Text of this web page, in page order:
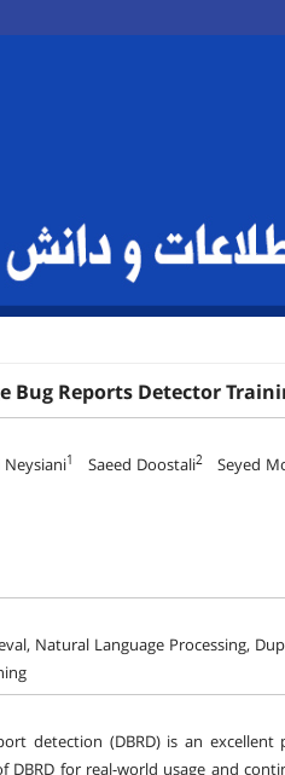
Bug Reports Detector
Neysiani1 Saeed Doostali2 Seyed
Natural Language Processing,
detection (DBRD) is an